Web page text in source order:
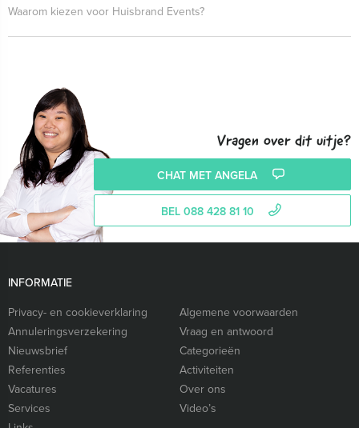
Waarom kiezen voor Huisbrand Events?
Vragen over dit uitje?
CHAT MET ANGELA
BEL 088 428 81 10
INFORMATIE
Privacy- en cookieverklaring
Algemene voorwaarden
Annuleringsverzekering
Vraag en antwoord
Nieuwsbrief
Categorieën
Referenties
Activiteiten
Vacatures
Over ons
Services
Video’s